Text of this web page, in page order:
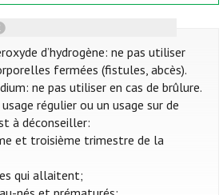
d’hydrogène: ne pas utiliser
fermées (fistules, abcès).
ne pas utiliser en cas de brûlure.
régulier ou un usage sur de
à déconseiller:
et troisième trimestre de la
qui allaitent;